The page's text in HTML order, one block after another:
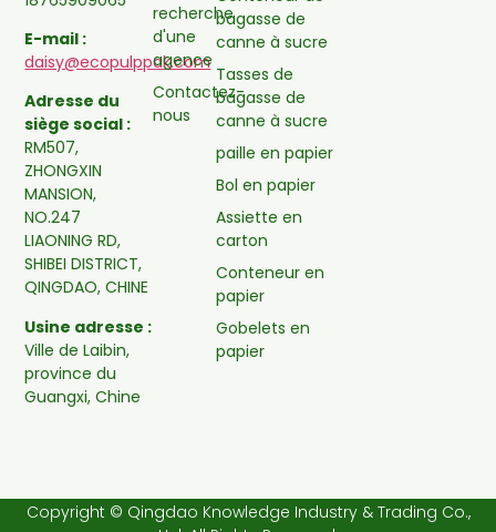
E-mail :
daisy@ecopulppak.com
Adresse du
siège social :
RM507,
ZHONGXIN
MANSION,
NO.247
LIAONING RD,
SHIBEI DISTRICT,
QINGDAO, CHINE
Usine adresse :
Ville de Laibin,
province du
Guangxi, Chine
recherche
d'une
agence
Contactez-
nous
bagasse de
canne à sucre
Tasses de
bagasse de
canne à sucre
paille en papier
Bol en papier
Assiette en
carton
Conteneur en
papier
Gobelets en
papier
Copyright © Qingdao Knowledge Industry & Trading Co.,